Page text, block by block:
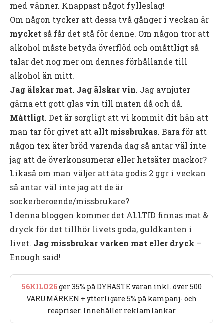
med vänner. Knappast något fylleslag!
Om någon tycker att dessa två gånger i veckan är
mycket så får det stå för denne. Om någon tror att
alkohol måste betyda överflöd och omåttligt så
talar det nog mer om dennes förhållande till
alkohol än mitt.
Jag älskar mat. Jag älskar vin. Jag avnjuter
gärna ett gott glas vin till maten då och då.
Måttligt. Det är sorgligt att vi kommit dit hän att
man tar för givet att allt missbrukas. Bara för att
någon tex äter bröd varenda dag så antar väl inte
jag att de överkonsumerar eller hetsäter mackor?
Likaså om man väljer att äta godis 2 ggr i veckan
så antar väl inte jag att de är
sockerberoende/missbrukare?
I denna bloggen kommer det ALLTID finnas mat &
dryck för det tillhör livets goda, guldkanten i
livet. Jag missbrukar varken mat eller dryck –
Enough said!
56KILO26ger 35% på DYRASTE varan inkl. över 500
VARUMÄRKEN + ytterligare 5% på kampanj- och
reapriser. Innehåller reklamlänkar